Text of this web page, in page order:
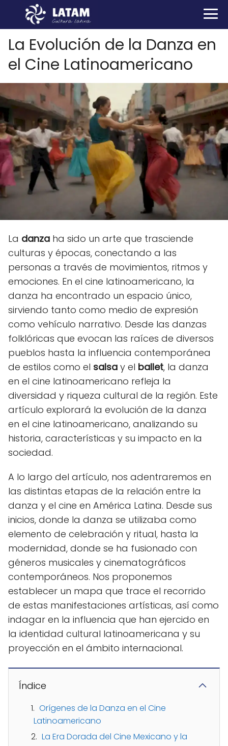
La Evolución de la Danza en
el Cine Latinoamericano
La danza ha sido un arte que trasciende
culturas y épocas, conectando a las
personas a través de movimientos, ritmos y
emociones. En el cine latinoamericano, la
danza ha encontrado un espacio único,
sirviendo tanto como medio de expresión
como vehículo narrativo. Desde las danzas
folklóricas que evocan las raíces de diversos
pueblos hasta la influencia contemporánea
de estilos como el salsa y el ballet, la danza
en el cine latinoamericano refleja la
diversidad y riqueza cultural de la región. Este
artículo explorará la evolución de la danza
en el cine latinoamericano, analizando su
historia, características y su impacto en la
sociedad.
A lo largo del artículo, nos adentraremos en
las distintas etapas de la relación entre la
danza y el cine en América Latina. Desde sus
inicios, donde la danza se utilizaba como
elemento de celebración y ritual, hasta la
modernidad, donde se ha fusionado con
géneros musicales y cinematográficos
contemporáneos. Nos proponemos
establecer un mapa que trace el recorrido
de estas manifestaciones artísticas, así como
indagar en la influencia que han ejercido en
la identidad cultural latinoamericana y su
proyección en el ámbito internacional.
Índice
Orígenes de la Danza en el Cine
Latinoamericano
La Era Dorada del Cine Mexicano y la